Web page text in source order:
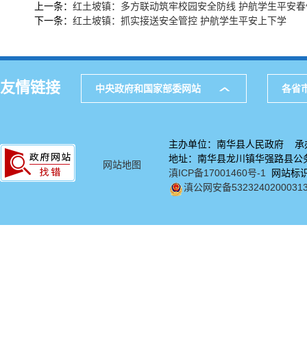
上一条： 红土坡镇：多方联动筑牢校园安全防线 护航学生平安
下一条： 红土坡镇：抓实接送安全管控 护航学生平安上下学
友情链接 中央政府和国家部委网站 各省
网站地图
主办单位：南华县人民政府 承
地址：南华县龙川镇华强路
滇ICP备17001460号-1
网站标
滇公网安备